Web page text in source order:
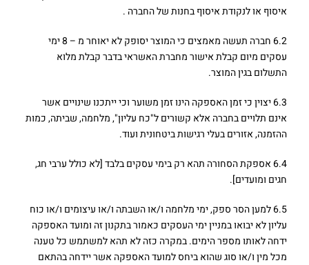
איסוף או לנקודת איסוף בחנות של החברה .
6.2 חברה תעשה מאמצים כי המוצר יסופק לא יאוחר מ – 8 ימי
עסקים מיום קבלת אישור מחברת האשראי בדבר קבלת מלוא
התשלום בגין המוצר.
6.3 יצוין כי זמן האספקה הינו זמן משוער וכי ייתכנו שינויים אשר
אינם תלויים בחברה אלא קשורים ל"כח עליון", מלחמה, שביתה, כמות
ההזמנה, אזורים בעלי רגישות ביטחונית ועוד.
6.4 אספקת הסחורה תהא רק בימי עסקים בלבד [לא כולל ערבי חג,
חגים ומועדים].
6.5 למען הסר ספק, ימי מלחמה ו/או השבתה ו/או עיצומים ו/או כוח
עליון לא יבואו במניין ימי העסקים כאמור בתקנון זה ומועד האספקה
ידחה לאותו מספר הימים. במקרה כזה לא תהא למשתמש כל טענה
מכל מין ו/או סוג שהוא ביחס למועד האספקה אשר יידחה בהתאם